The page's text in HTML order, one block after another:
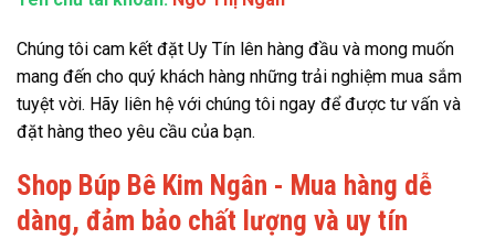
Chúng tôi cam kết đặt Uy Tín lên hàng đầu và mong muốn
mang đến cho quý khách hàng những trải nghiệm mua sắm
tuyệt vời. Hãy liên hệ với chúng tôi ngay để được tư vấn và
đặt hàng theo yêu cầu của bạn.
Shop Búp Bê Kim Ngân - Mua hàng dễ
dàng, đảm bảo chất lượng và uy tín